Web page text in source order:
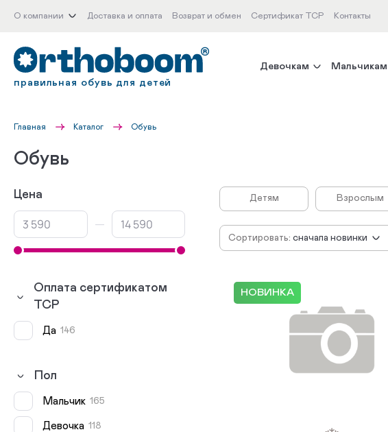
О компании Доставка и оплата Возврат и обмен Сертификат ТСР Контакты
правильная обувь для детей
Девочкам Мальчикам
Главная Каталог Обувь
Обувь
Цена
—
Оплата сертификатом
ТСР
Да 146
Пол
мальчик 165
девочка 118
Детям Взрослым
Сортировать: сначала новинки
по популярности
НОВИНКА